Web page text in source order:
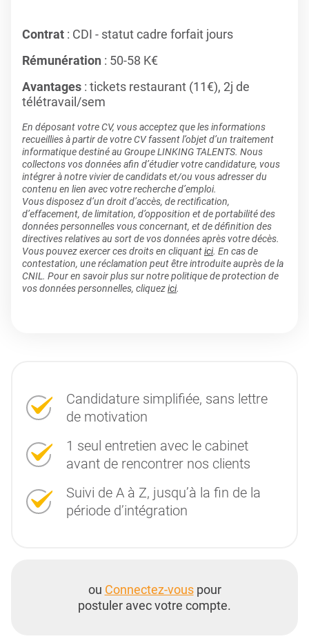
Contrat : CDI - statut cadre forfait jours
Rémunération : 50-58 K€
Avantages : tickets restaurant (11€), 2j de
télétravail/sem
En déposant votre CV, vous acceptez que les informations
recueillies à partir de votre CV fassent l’objet d’un traitement
informatique destiné au Groupe LINKING TALENTS. Nous
collectons vos données afin d’étudier votre candidature, vous
intégrer à notre vivier de candidats et/ou vous adresser du
contenu en lien avec votre recherche d’emploi.
Vous disposez d’un droit d’accès, de rectification,
d’effacement, de limitation, d’opposition et de portabilité des
données personnelles vous concernant, et de définition des
directives relatives au sort de vos données après votre décès.
Vous pouvez exercer ces droits en cliquantici. En cas de
contestation, une réclamation peut être introduite auprès de la
CNIL. Pour en savoir plus sur notre politique de protection de
vos données personnelles, cliquezici.
Candidature simplifiée, sans lettre
de motivation
1 seul entretien avec le cabinet
avant de rencontrer nos clients
Suivi de A à Z, jusqu’à la fin de la
période d’intégration
ou Connectez-vouspour
postuler avec votre compte.